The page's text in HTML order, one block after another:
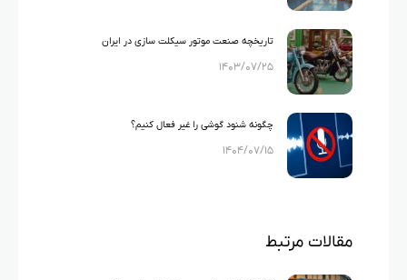
تاریخچه صنعت موتور سیکلت سازی در ایران
۱۴۰۳/۰۷/۲۵
چگونه شنود گوشی را غیر فعال کنیم؟
۱۴۰۴/۰۷/۱۵
مقالات مرتبط